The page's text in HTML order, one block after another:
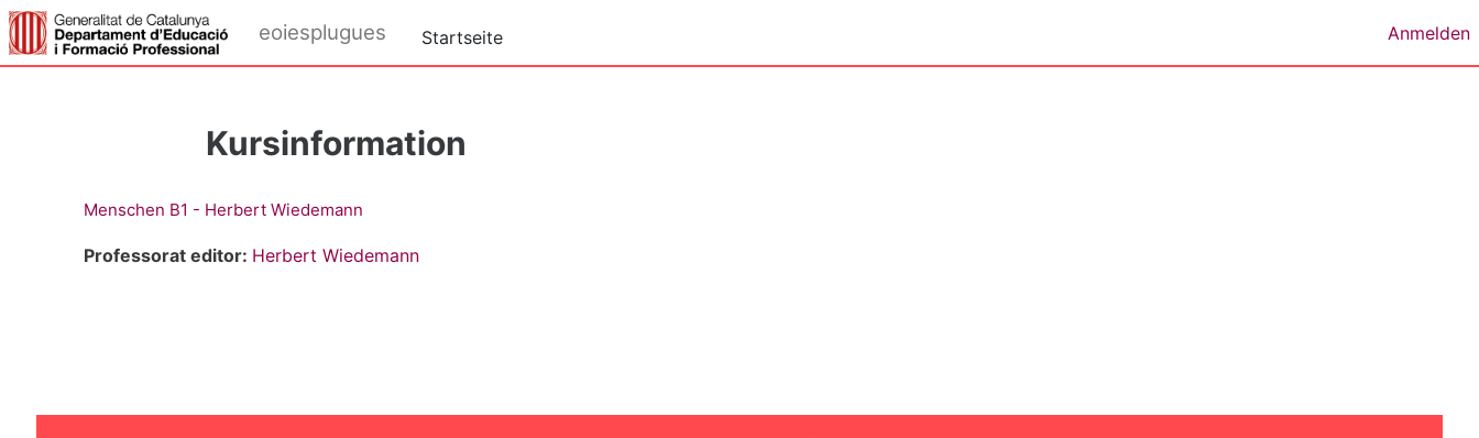
Zum Hauptinhalt
eoiesplugues Startseite Anmelden
Kursinformation
Menschen B1 - Herbert Wiedemann
Professorat editor: Herbert Wiedemann